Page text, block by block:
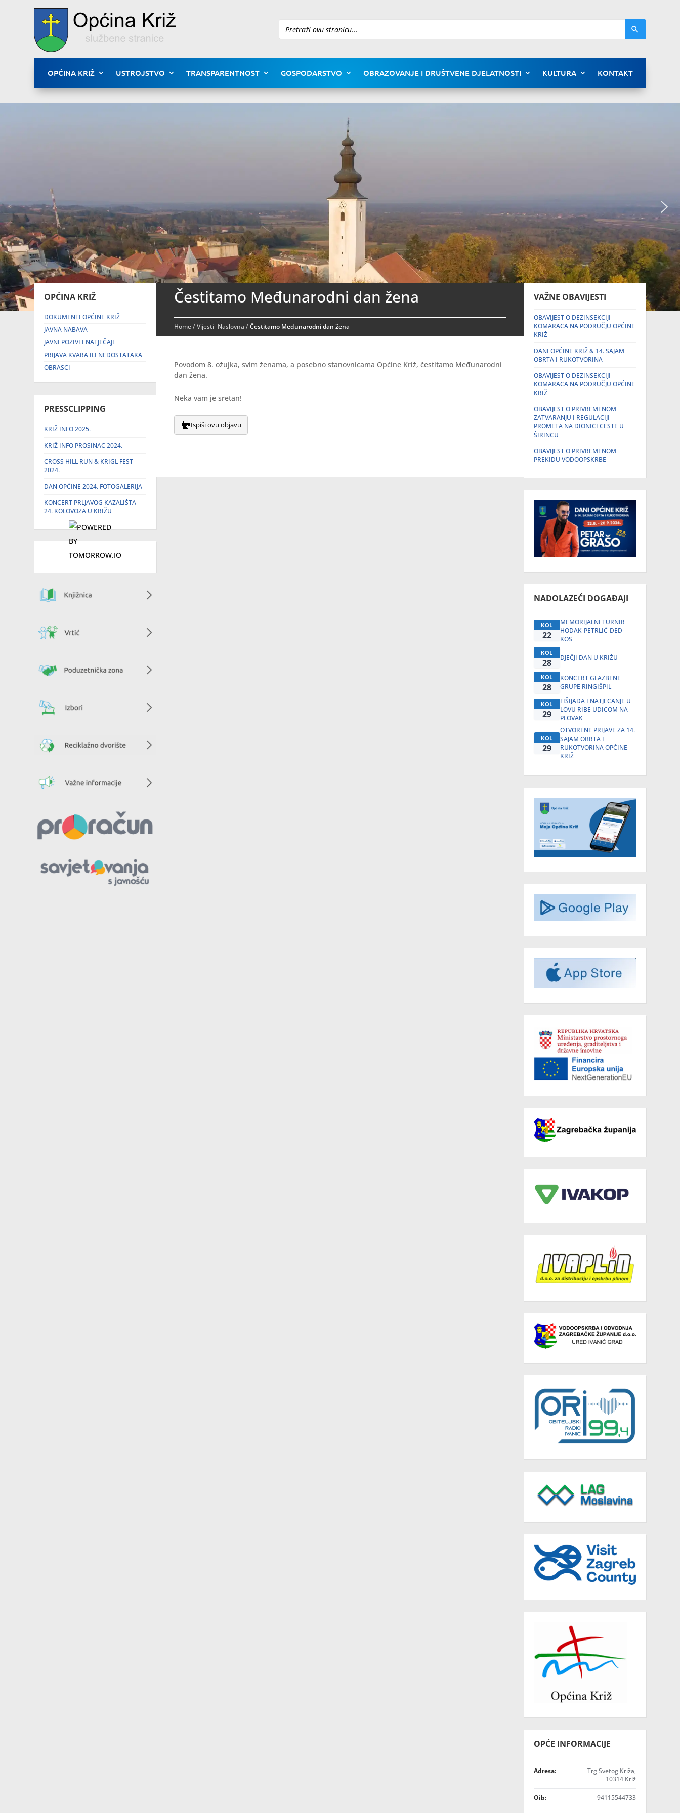
Pretraži
OPĆINA KRIŽ USTROJSTVO TRANSPARENTNOST GOSPODARSTVO OBRAZOVANJE I DRUŠTVENE DJELATNOSTI KULTURA KONTAKT
OPĆINA KRIŽ
DOKUMENTI OPĆINE KRIŽ
JAVNA NABAVA
JAVNI POZIVI I NATJEČAJI
PRIJAVA KVARA ILI NEDOSTATAKA
OBRASCI
PRESSCLIPPING
KRIŽ INFO 2025.
KRIŽ INFO PROSINAC 2024.
CROSS HILL RUN & KRIGL FEST
2024.
DAN OPĆINE 2024. FOTOGALERIJA
KONCERT PRLJAVOG KAZALIŠTA
24. KOLOVOZA U KRIŽU
Čestitamo Međunarodni dan žena
Home/Vijesti- Naslovna /Čestitamo Međunarodni dan žena
Povodom 8. ožujka, svim ženama, a posebno stanovnicama Općine Križ, čestitamo Međunarodni
dan žena.
Neka vam je sretan!
Ispiši ovu objavu
VAŽNE OBAVIJESTI
OBAVIJEST O DEZINSEKCIJI
KOMARACA NA PODRUČJU OPĆINE
KRIŽ
DANI OPĆINE KRIŽ & 14. SAJAM
OBRTA I RUKOTVORINA
OBAVIJEST O DEZINSEKCIJI
KOMARACA NA PODRUČJU OPĆINE
KRIŽ
OBAVIJEST O PRIVREMENOM
ZATVARANJU I REGULACIJI
PROMETA NA DIONICI CESTE U
ŠIRINCU
OBAVIJEST O PRIVREMENOM
PREKIDU VODOOPSKRBE
NADOLAZEĆI DOGAĐAJI
KOL
22
MEMORIJALNI TURNIR
HODAK-PETRLIĆ-DED-
KOS
KOL
28 DJEČJI DAN U KRIŽU
KOL
28
KONCERT GLAZBENE
GRUPE RINGIŠPIL
KOL
29
FIŠIJADA I NATJECANJE U
LOVU RIBE UDICOM NA
PLOVAK
KOL
29
OTVORENE PRIJAVE ZA 14.
SAJAM OBRTA I
RUKOTVORINA OPĆINE
KRIŽ
OPĆE INFORMACIJE
Adresa:
Trg Svetog Križa,
10314 Križ
Oib: 94115544733